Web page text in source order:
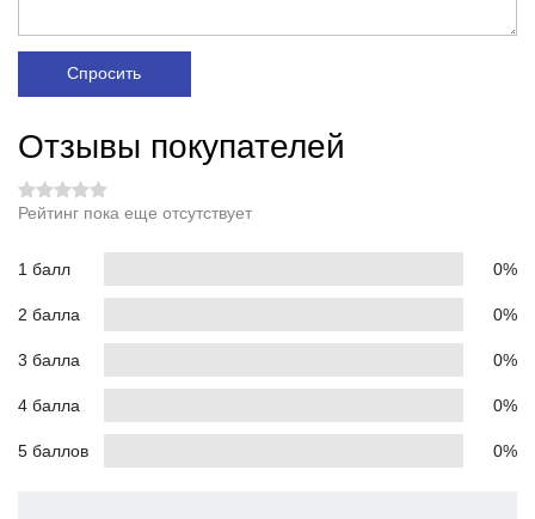
Спросить
Отзывы покупателей
Рейтинг пока еще отсутствует
1 балл 0%
2 балла 0%
3 балла 0%
4 балла 0%
5 баллов 0%